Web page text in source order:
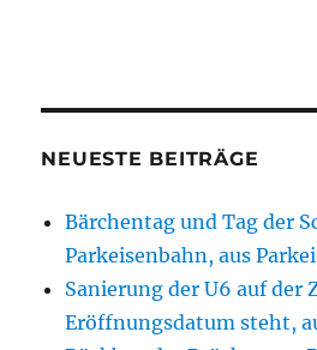
NEUESTE BEITRÄGE
Bärchentag und Tag der
Parkeisenbahn, aus
Sanierung der U6 auf der
Eröffnungsdatum steht,